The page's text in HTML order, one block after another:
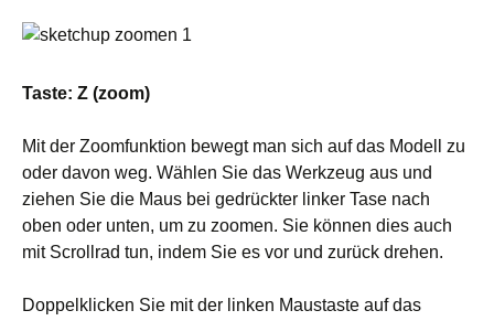
Taste: Z (zoom)
Mit der Zoomfunktion bewegt man sich auf das Modell zu
oder davon weg. Wählen Sie das Werkzeug aus und
ziehen Sie die Maus bei gedrückter linker Tase nach
oben oder unten, um zu zoomen. Sie können dies auch
mit Scrollrad tun, indem Sie es vor und zurück drehen.
Doppelklicken Sie mit der linken Maustaste auf das